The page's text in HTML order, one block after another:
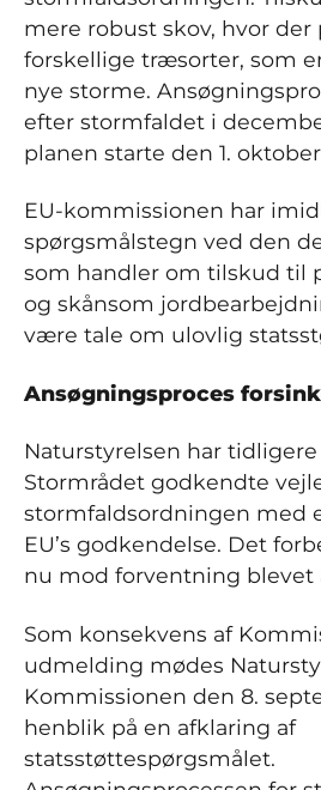
mere robust skov, hvor der
forskellige træsorter, som
nye storme.
efter stormfaldet i
planen starte den 1.
EU-kommissionen har
spørgsmålstegn ved den
som handler om tilskud til
og skånsom
være tale om ulovlig
Ansøgningsproces
Naturstyrelsen har
Stormrådet godkendte
stormfaldsordningen med
EU’s godkendelse. Det
nu mod forventning blevet
Som konsekvens af
udmelding mødes
Kommissionen den 8.
henblik på en afklaring af
statsstøttespørgsmålet.